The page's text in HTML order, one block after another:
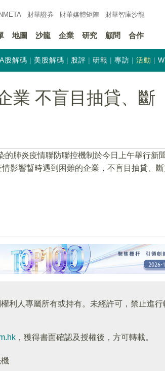
財華證券 財華媒體矩陣 財華智庫沙龍
地圖 沙龍 企業 研究 顧問 合作
A股解碼 美股解碼 股評 研報 專訪 活動
業 不盲目抽貸、斷
肺炎疫情聯防聯控機制於今日上午舉行新
影響暫時遇到困難的企業，不盲目抽貸、
利人專屬所有或持有。未經許可，禁止進行
，獲得書面確認及授權後，方可轉載。